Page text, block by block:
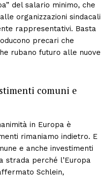
del salario minimo, che
organizzazioni sindacali
rappresentativi. Basta
precari che
rubano futuro alle nuove
comuni e
in Europa è
rimaniamo indietro. E
e anche investimenti
strada perché l’Europa
Schlein,